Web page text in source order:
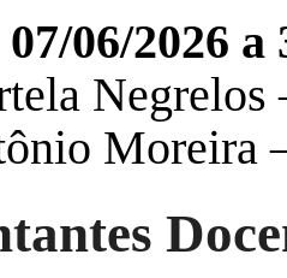
07/06/2026 a
Negrelos
Moreira